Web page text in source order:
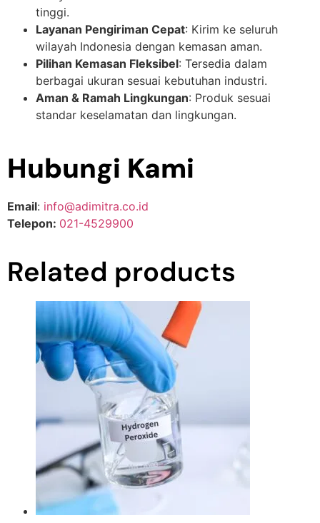
tinggi.
Layanan Pengiriman Cepat: Kirim ke seluruh
wilayah Indonesia dengan kemasan aman.
Pilihan Kemasan Fleksibel: Tersedia dalam
berbagai ukuran sesuai kebutuhan industri.
Aman & Ramah Lingkungan: Produk sesuai
standar keselamatan dan lingkungan.
Hubungi Kami
Email: info@adimitra.co.id
Telepon: 021-4529900
Related products